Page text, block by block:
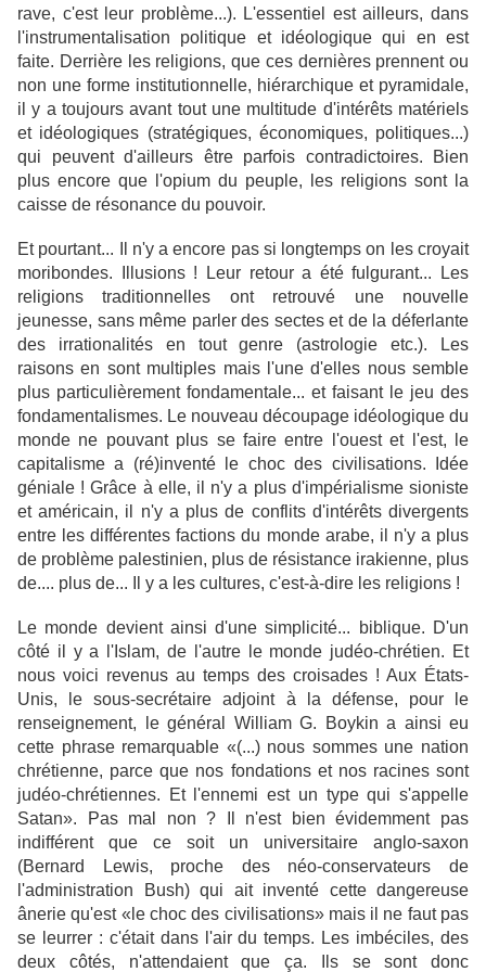
rave, c'est leur problème...). L'essentiel est ailleurs, dans
l'instrumentalisation politique et idéologique qui en est
faite. Derrière les religions, que ces dernières prennent ou
non une forme institutionnelle, hiérarchique et pyramidale,
il y a toujours avant tout une multitude d'intérêts matériels
et idéologiques (stratégiques, économiques, politiques...)
qui peuvent d'ailleurs être parfois contradictoires. Bien
plus encore que l'opium du peuple, les religions sont la
caisse de résonance du pouvoir.
Et pourtant... Il n'y a encore pas si longtemps on les croyait
moribondes. Illusions ! Leur retour a été fulgurant... Les
religions traditionnelles ont retrouvé une nouvelle
jeunesse, sans même parler des sectes et de la déferlante
des irrationalités en tout genre (astrologie etc.). Les
raisons en sont multiples mais l'une d'elles nous semble
plus particulièrement fondamentale... et faisant le jeu des
fondamentalismes. Le nouveau découpage idéologique du
monde ne pouvant plus se faire entre l'ouest et l'est, le
capitalisme a (ré)inventé le choc des civilisations. Idée
géniale ! Grâce à elle, il n'y a plus d'impérialisme sioniste
et américain, il n'y a plus de conflits d'intérêts divergents
entre les différentes factions du monde arabe, il n'y a plus
de problème palestinien, plus de résistance irakienne, plus
de.... plus de... Il y a les cultures, c'est-à-dire les religions !
Le monde devient ainsi d'une simplicité... biblique. D'un
côté il y a l'Islam, de l'autre le monde judéo-chrétien. Et
nous voici revenus au temps des croisades ! Aux États-
Unis, le sous-secrétaire adjoint à la défense, pour le
renseignement, le général William G. Boykin a ainsi eu
cette phrase remarquable «(...) nous sommes une nation
chrétienne, parce que nos fondations et nos racines sont
judéo-chrétiennes. Et l'ennemi est un type qui s'appelle
Satan». Pas mal non ? Il n'est bien évidemment pas
indifférent que ce soit un universitaire anglo-saxon
(Bernard Lewis, proche des néo-conservateurs de
l'administration Bush) qui ait inventé cette dangereuse
ânerie qu'est «le choc des civilisations» mais il ne faut pas
se leurrer : c'était dans l'air du temps. Les imbéciles, des
deux côtés, n'attendaient que ça. Ils se sont donc